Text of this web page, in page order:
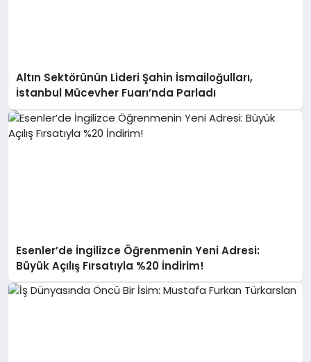
Altın Sektörünün Lideri Şahin İsmailoğulları,
İstanbul Mücevher Fuarı’nda Parladı ￼
Esenler’de İngilizce Öğrenmenin Yeni Adresi:
Büyük Açılış Fırsatıyla %20 İndirim!